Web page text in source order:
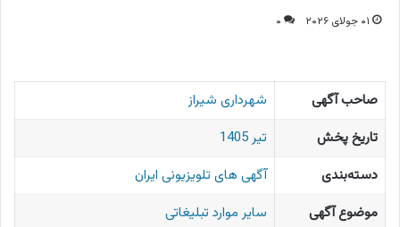
۰۱ جولای ۲۰۲۶ ۰
صاحب آگهی
شهرداری شیراز
تاریخ پخش
تیر 1405
دسته‌بندی
آگهی های تلویزیونی ایران
موضوع آگهی
سایر موارد تبلیغاتی